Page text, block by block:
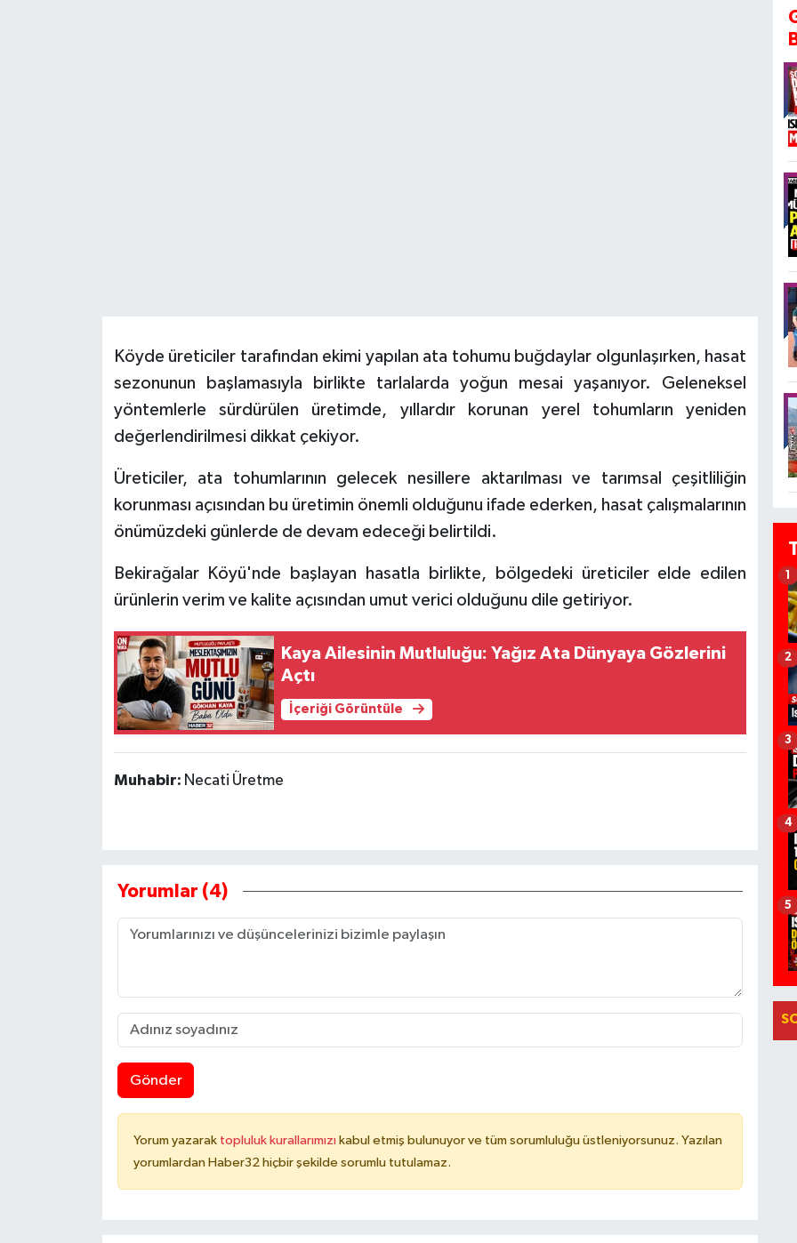
Köyde üreticiler tarafından ekimi yapılan ata tohumu buğdaylar olgunlaşırken, hasat
sezonunun başlamasıyla birlikte tarlalarda yoğun mesai yaşanıyor. Geleneksel
yöntemlerle sürdürülen üretimde, yıllardır korunan yerel tohumların yeniden
değerlendirilmesi dikkat çekiyor.
Üreticiler, ata tohumlarının gelecek nesillere aktarılması ve tarımsal çeşitliliğin
korunması açısından bu üretimin önemli olduğunu ifade ederken, hasat çalışmalarının
önümüzdeki günlerde de devam edeceği belirtildi.
Bekirağalar Köyü'nde başlayan hasatla birlikte, bölgedeki üreticiler elde edilen
ürünlerin verim ve kalite açısından umut verici olduğunu dile getiriyor.
Kaya Ailesinin Mutluluğu: Yağız Ata Dünyaya Gözlerini
Açtı
İçeriği Görüntüle
Muhabir: Necati Üretme
Yorumlar (4)
Gönder
Yorum yazarak topluluk kurallarımızı kabul etmiş bulunuyor ve tüm sorumluluğu üstleniyorsunuz. Yazılan
yorumlardan Haber32 hiçbir şekilde sorumlu tutulamaz.
1
2
3
4
5
Tarihi Yapılarımız
Teknoloji